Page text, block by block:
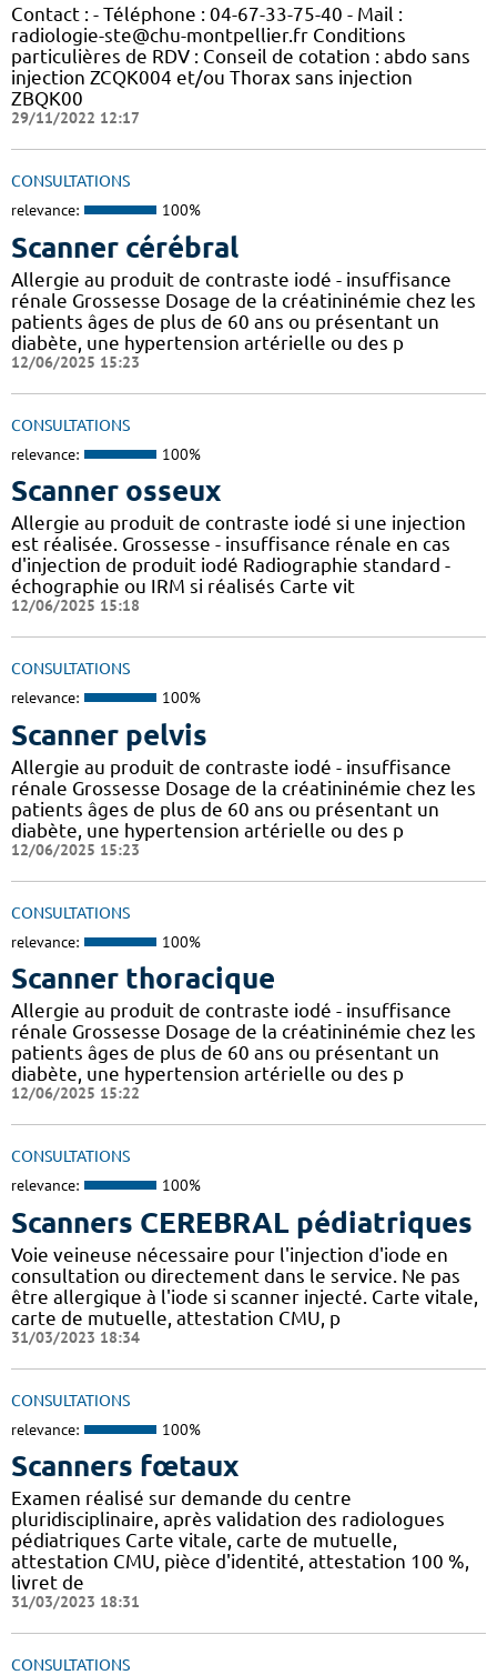
Contact : - Téléphone : 04-67-33-75-40 - Mail :
radiologie-ste@chu-montpellier.fr Conditions
particulières de RDV : Conseil de cotation : abdo sans
injection ZCQK004 et/ou Thorax sans injection
ZBQK00
29/11/2022 12:17
CONSULTATIONS
relevance: 100%
Scanner cérébral
Allergie au produit de contraste iodé - insuffisance
rénale Grossesse Dosage de la créatininémie chez les
patients âges de plus de 60 ans ou présentant un
diabète, une hypertension artérielle ou des p
12/06/2025 15:23
CONSULTATIONS
relevance: 100%
Scanner osseux
Allergie au produit de contraste iodé si une injection
est réalisée. Grossesse - insuffisance rénale en cas
d'injection de produit iodé Radiographie standard -
échographie ou IRM si réalisés Carte vit
12/06/2025 15:18
CONSULTATIONS
relevance: 100%
Scanner pelvis
Allergie au produit de contraste iodé - insuffisance
rénale Grossesse Dosage de la créatininémie chez les
patients âges de plus de 60 ans ou présentant un
diabète, une hypertension artérielle ou des p
12/06/2025 15:23
CONSULTATIONS
relevance: 100%
Scanner thoracique
Allergie au produit de contraste iodé - insuffisance
rénale Grossesse Dosage de la créatininémie chez les
patients âges de plus de 60 ans ou présentant un
diabète, une hypertension artérielle ou des p
12/06/2025 15:22
CONSULTATIONS
relevance: 100%
Scanners CEREBRAL pédiatriques
Voie veineuse nécessaire pour l'injection d'iode en
consultation ou directement dans le service. Ne pas
être allergique à l'iode si scanner injecté. Carte vitale,
carte de mutuelle, attestation CMU, p
31/03/2023 18:34
CONSULTATIONS
relevance: 100%
Scanners fœtaux
Examen réalisé sur demande du centre
pluridisciplinaire, après validation des radiologues
pédiatriques Carte vitale, carte de mutuelle,
attestation CMU, pièce d'identité, attestation 100 %,
livret de
31/03/2023 18:31
CONSULTATIONS